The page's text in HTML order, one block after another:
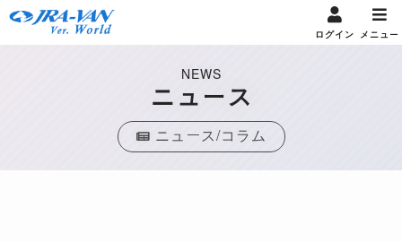
ログイン メニュー
NEWS
ニュース
ニュース/コラム